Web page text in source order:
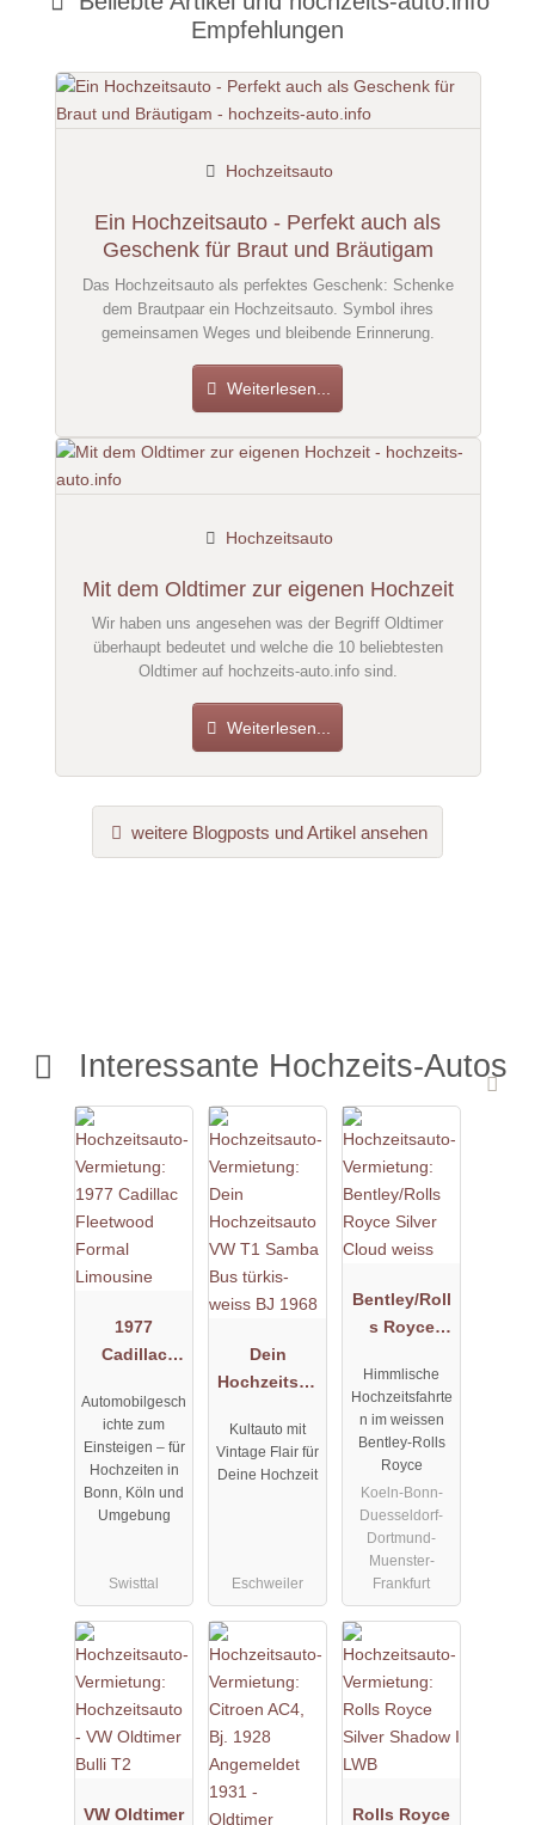
Empfehlungen
Ein Hochzeitsauto - Perfekt auch als
Geschenk für Braut und Bräutigam
Hochzeitsauto
Das Hochzeitsauto als perfektes Geschenk: Schenke
dem Brautpaar ein Hochzeitsauto. Symbol ihres
gemeinsamen Weges und bleibende Erinnerung.
Weiterlesen...
Mit dem Oldtimer zur eigenen Hochzeit
Hochzeitsauto
Wir haben uns angesehen was der Begriff Oldtimer
überhaupt bedeutet und welche die 10 beliebtesten
Oldtimer auf hochzeits-auto.info sind.
Weiterlesen...
weitere Blogposts und Artikel ansehen
Interessante Hochzeits-Autos
1977
Cadillac
Formal
Automobilgesch
ichte zum
Einsteigen – für
Hochzeiten in
Bonn, Köln und
Umgebung
Swisttal
Dein
Hochzeitsau
Samba Bus
türkis-weiss
Kultauto mit
Vintage Flair für
Deine Hochzeit
Eschweiler
Bentley/Roll
s Royce
weiss
Himmlische
Hochzeitsfahrte
n im weissen
Bentley-Rolls
Royce
Koeln-Bonn-
Duesseldorf-
Dortmund-
Muenster-
Frankfurt
VW Oldtimer Rolls Royce